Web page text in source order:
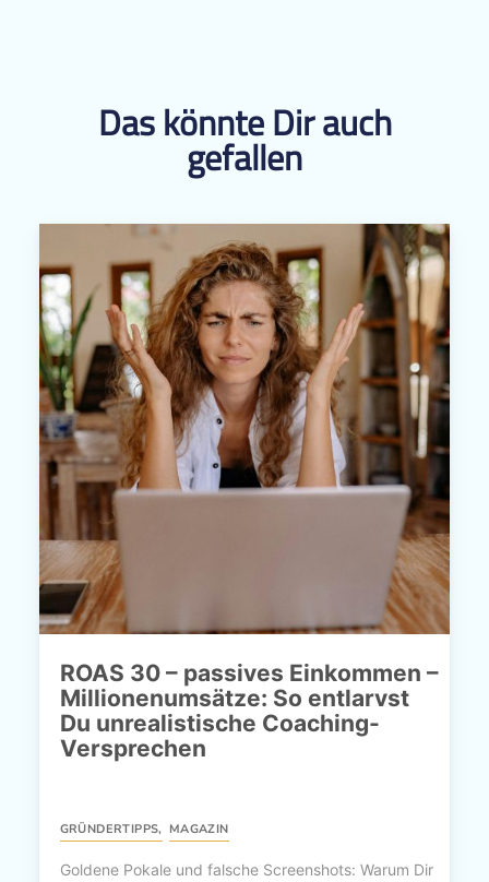
Das könnte Dir auch
gefallen
ROAS 30 – passives Einkommen –
Millionenumsätze: So entlarvst
Du unrealistische Coaching-
Versprechen
GRÜNDERTIPPS, MAGAZIN
Goldene Pokale und falsche Screenshots: Warum Dir